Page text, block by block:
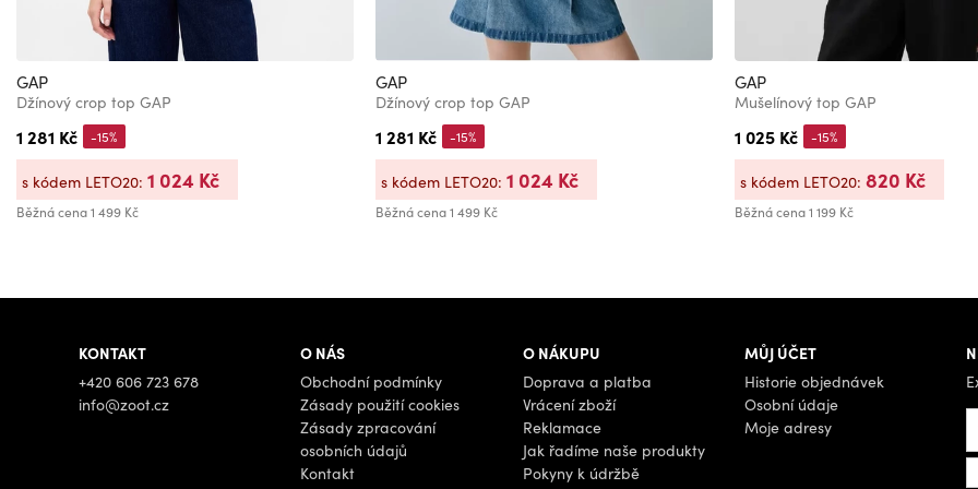
GAP
Džínový crop top GAP
1 281 Kč
Běžná cena1 499 Kč
-15%
s kódem LETO20: 1 024 Kč
GAP
Džínový crop top GAP
1 281 Kč
Běžná cena1 499 Kč
-15%
s kódem LETO20: 1 024 Kč
GAP
Mušelínový top GAP
1 025 Kč
Běžná cena1 199 Kč
-15%
s kódem LETO20: 820 Kč
KONTAKT
+420 606 723 678
info@zoot.cz
O NÁS
Obchodní podmínky
Zásady použití cookies
Zásady zpracování
osobních údajů
Kontakt
O NÁKUPU
Doprava a platba
Vrácení zboží
Reklamace
Jak řadíme naše produkty
Pokyny k údržbě
MŮJ ÚČET
Historie objednávek
Osobní údaje
Moje adresy